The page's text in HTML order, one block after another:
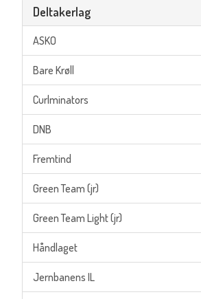
Deltakerlag
ASKO
Bare Krøll
Curlminators
DNB
Fremtind
Green Team (jr)
Green Team Light (jr)
Håndlaget
Jernbanens IL